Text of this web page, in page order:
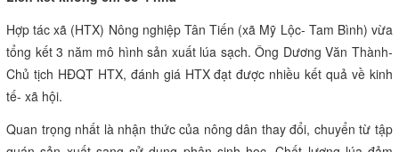
Rất nhiều doanh nghiệp đã “âm thầm” tạo chuỗi liên kết với nông